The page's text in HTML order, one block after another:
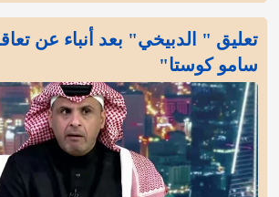
تعليق " الدبيخي" بعد أنباء عن
سامو كوستا"